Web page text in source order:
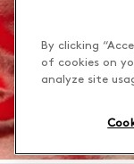
By clicking
of cookies on
analyze site